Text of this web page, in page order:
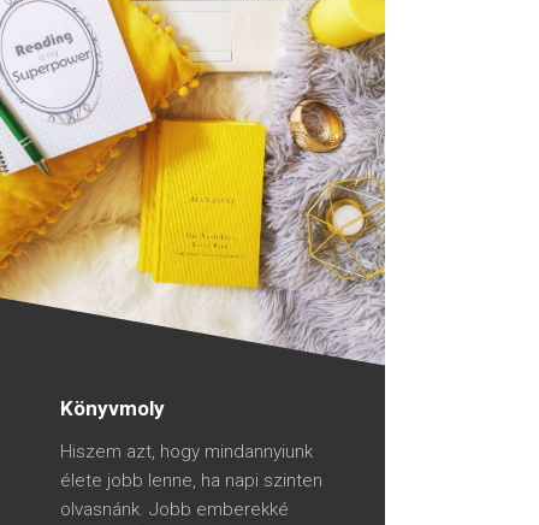
Könyvmoly
Hiszem azt, hogy mindannyiunk
élete jobb lenne, ha napi szinten
olvasnánk. Jobb emberekké